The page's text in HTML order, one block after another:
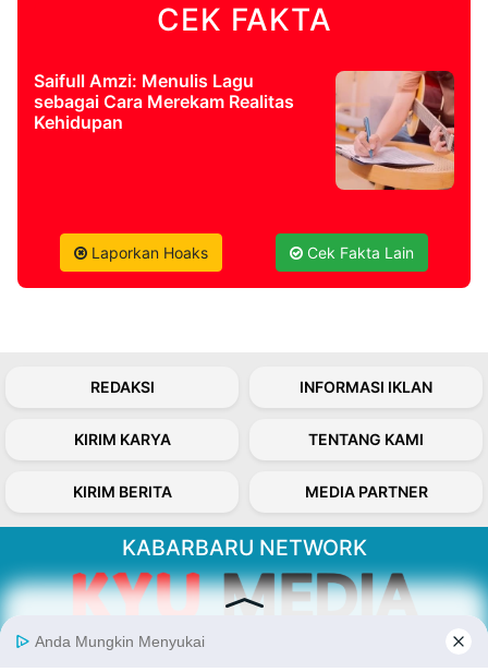
CEK FAKTA
Saifull Amzi: Menulis Lagu
sebagai Cara Merekam Realitas
Kehidupan
Laporkan Hoaks Cek Fakta Lain
REDAKSI INFORMASI IKLAN
KIRIM KARYA TENTANG KAMI
KIRIM BERITA MEDIA PARTNER
KABARBARU NETWORK